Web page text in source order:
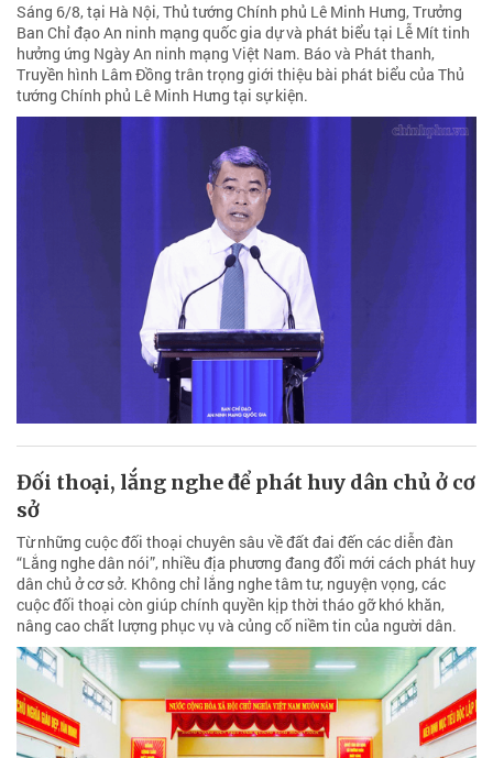
Sáng 6/8, tại Hà Nội, Thủ tướng Chính phủ Lê Minh Hưng, Trưởng
Ban Chỉ đạo An ninh mạng quốc gia dự và phát biểu tại Lễ Mít tinh
hưởng ứng Ngày An ninh mạng Việt Nam. Báo và Phát thanh,
Truyền hình Lâm Đồng trân trọng giới thiệu bài phát biểu của Thủ
tướng Chính phủ Lê Minh Hưng tại sự kiện.
Đối thoại, lắng nghe để phát huy dân chủ ở cơ
sở
Từ những cuộc đối thoại chuyên sâu về đất đai đến các diễn đàn
“Lắng nghe dân nói”, nhiều địa phương đang đổi mới cách phát huy
dân chủ ở cơ sở. Không chỉ lắng nghe tâm tư, nguyện vọng, các
cuộc đối thoại còn giúp chính quyền kịp thời tháo gỡ khó khăn,
nâng cao chất lượng phục vụ và củng cố niềm tin của người dân.